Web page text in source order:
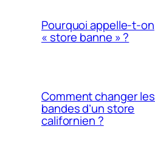
Pourquoi appelle-t-on
« store banne » ?
Comment changer les
bandes d’un store
californien ?